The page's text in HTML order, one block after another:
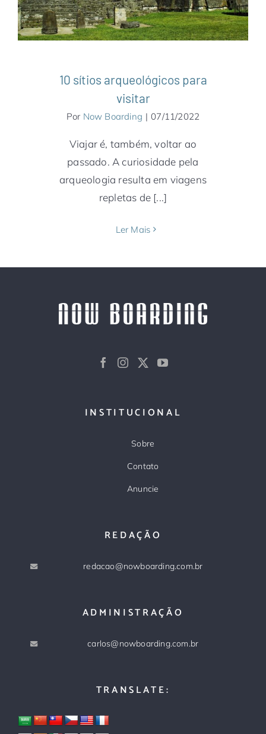
Uzbequistão
10 sítios arqueológicos para
visitar
Por Now Boarding | 07/11/2022
Viajar é, também, voltar ao
passado. A curiosidade pela
arqueologia resulta em viagens
repletas de [...]
Ler Mais
INSTITUCIONAL
Sobre
Contato
Anuncie
REDAÇÃO
redacao@nowboarding.com.br
ADMINISTRAÇÃO
carlos@nowboarding.com.br
TRANSLATE: